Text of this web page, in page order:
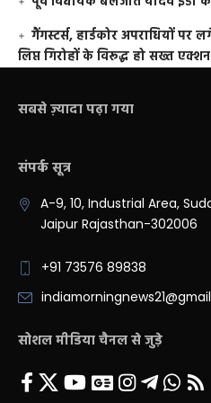
गैंगस्टर्स, हार्डकोर अपराधियों
लिप्त गिरोहों के विरूद्ध हो सख्त
सबसे ज़्यादा पढ़ा गया
संपर्क सूत्र
A-9, 10, Industrial Area,
Jaipur Rajasthan-302006
+91 73576 89838
सोशल मीडिया चैनल से जुड़े